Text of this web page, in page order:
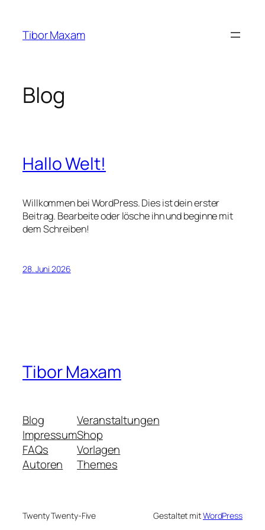
springen
Tibor Maxam
Blog
Hallo Welt!
Willkommen bei WordPress. Dies ist dein erster
Beitrag. Bearbeite oder lösche ihn und beginne mit
dem Schreiben!
28. Juni 2026
Tibor Maxam
Blog
Impressum
FAQs
Autoren
Veranstaltungen
Shop
Vorlagen
Themes
Twenty Twenty-Five Gestaltet mitWordPress